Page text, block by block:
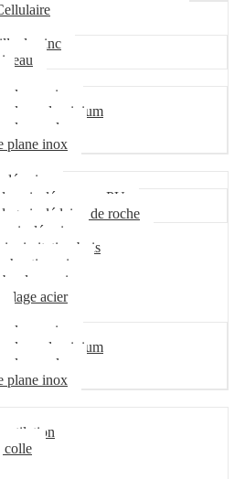
de zinc
plane acier
plane aluminium
plane galva
plane inox
acier
isolé mousse PU
isolé laine de roche
isolé acier
imitation bois
acier
acier
acier
plane acier
plane aluminium
plane galva
plane inox
colle